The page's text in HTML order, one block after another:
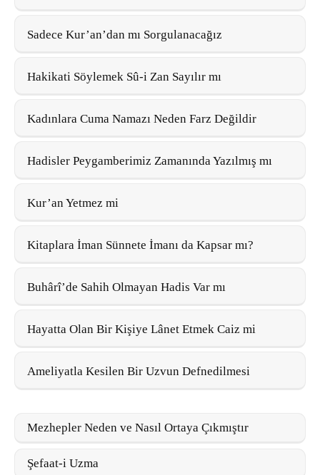
Sadece Kur’an’dan mı Sorgulanacağız
Hakikati Söylemek Sû-i Zan Sayılır mı
Kadınlara Cuma Namazı Neden Farz Değildir
Hadisler Peygamberimiz Zamanında Yazılmış mı
Kur’an Yetmez mi
Kitaplara İman Sünnete İmanı da Kapsar mı?
Buhârî’de Sahih Olmayan Hadis Var mı
Hayatta Olan Bir Kişiye Lânet Etmek Caiz mi
Ameliyatla Kesilen Bir Uzvun Defnedilmesi
Mezhepler Neden ve Nasıl Ortaya Çıkmıştır
Şefaat-i Uzma